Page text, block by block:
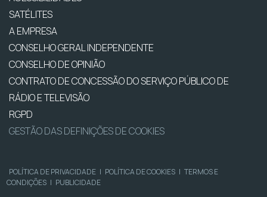
SATÉLITES
A EMPRESA
CONSELHO GERAL INDEPENDENTE
CONSELHO DE OPINIÃO
CONTRATO DE CONCESSÃO DO SERVIÇO PÚBLICO DE
RÁDIO E TELEVISÃO
RGPD
GESTÃO DAS DEFINIÇÕES DE COOKIES
POLÍTICA DE PRIVACIDADE | POLÍTICA DE COOKIES | TERMOS E
CONDIÇÕES | PUBLICIDADE